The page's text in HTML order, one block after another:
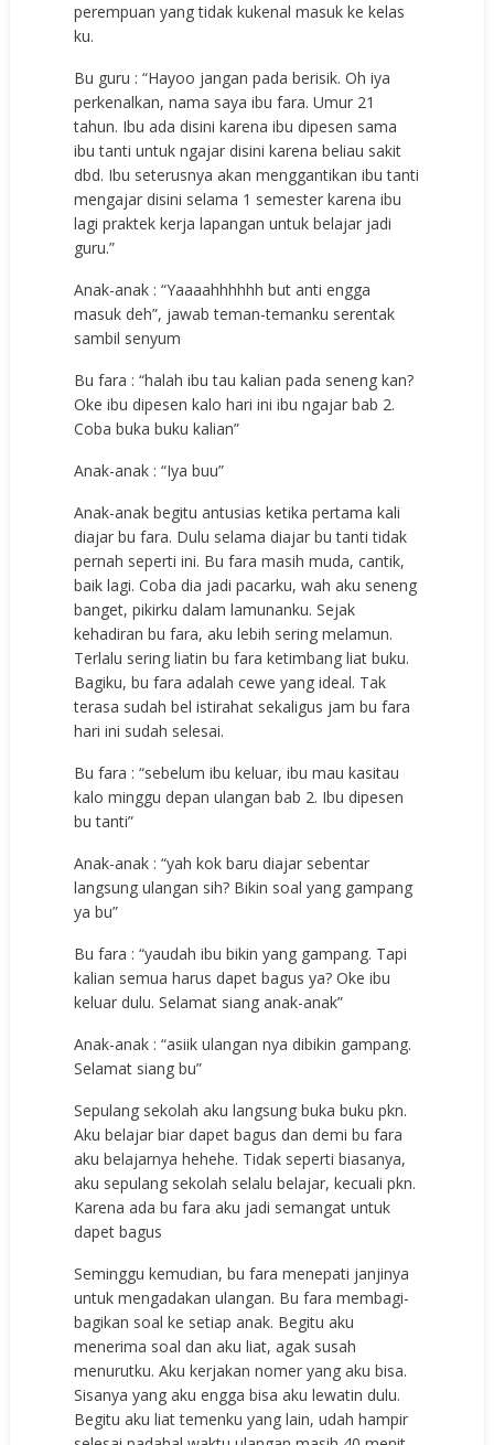
perempuan yang tidak kukenal masuk ke kelas
ku.
Bu guru : “Hayoo jangan pada berisik. Oh iya
perkenalkan, nama saya ibu fara. Umur 21
tahun. Ibu ada disini karena ibu dipesen sama
ibu tanti untuk ngajar disini karena beliau sakit
dbd. Ibu seterusnya akan menggantikan ibu tanti
mengajar disini selama 1 semester karena ibu
lagi praktek kerja lapangan untuk belajar jadi
guru.”
Anak-anak : “Yaaaahhhhhh but anti engga
masuk deh”, jawab teman-temanku serentak
sambil senyum
Bu fara : “halah ibu tau kalian pada seneng kan?
Oke ibu dipesen kalo hari ini ibu ngajar bab 2.
Coba buka buku kalian”
Anak-anak : “Iya buu”
Anak-anak begitu antusias ketika pertama kali
diajar bu fara. Dulu selama diajar bu tanti tidak
pernah seperti ini. Bu fara masih muda, cantik,
baik lagi. Coba dia jadi pacarku, wah aku seneng
banget, pikirku dalam lamunanku. Sejak
kehadiran bu fara, aku lebih sering melamun.
Terlalu sering liatin bu fara ketimbang liat buku.
Bagiku, bu fara adalah cewe yang ideal. Tak
terasa sudah bel istirahat sekaligus jam bu fara
hari ini sudah selesai.
Bu fara : “sebelum ibu keluar, ibu mau kasitau
kalo minggu depan ulangan bab 2. Ibu dipesen
bu tanti”
Anak-anak : “yah kok baru diajar sebentar
langsung ulangan sih? Bikin soal yang gampang
ya bu”
Bu fara : “yaudah ibu bikin yang gampang. Tapi
kalian semua harus dapet bagus ya? Oke ibu
keluar dulu. Selamat siang anak-anak”
Anak-anak : “asiik ulangan nya dibikin gampang.
Selamat siang bu”
Sepulang sekolah aku langsung buka buku pkn.
Aku belajar biar dapet bagus dan demi bu fara
aku belajarnya hehehe. Tidak seperti biasanya,
aku sepulang sekolah selalu belajar, kecuali pkn.
Karena ada bu fara aku jadi semangat untuk
dapet bagus
Seminggu kemudian, bu fara menepati janjinya
untuk mengadakan ulangan. Bu fara membagi-
bagikan soal ke setiap anak. Begitu aku
menerima soal dan aku liat, agak susah
menurutku. Aku kerjakan nomer yang aku bisa.
Sisanya yang aku engga bisa aku lewatin dulu.
Begitu aku liat temenku yang lain, udah hampir